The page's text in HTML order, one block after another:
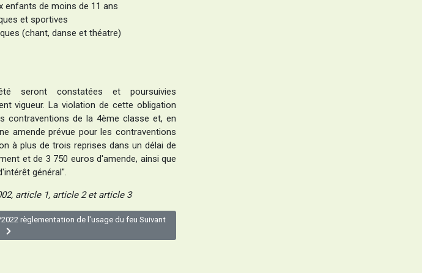
enfants de moins de 11 ans
et sportives
(chant, danse et théatre)
seront constatées et poursuivies
vigueur. La violation de cette obligation
contraventions de la 4ème classe et, en
amende prévue pour les contraventions
à plus de trois reprises dans un délai de
et de 3 750 euros d'amende, ainsi que
général".
article 1, article 2 et article 3
règlementation de l'usage du feu Suivant